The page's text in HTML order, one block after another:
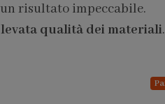
risultato impeccabile.
qualità dei materiali.